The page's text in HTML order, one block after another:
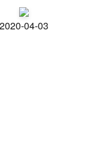
2020-04-03